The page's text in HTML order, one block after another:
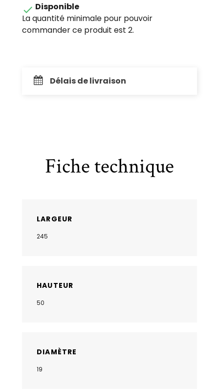
 Disponible
La quantité minimale pour pouvoir
commander ce produit est 2.
Délais de livraison
Fiche technique
LARGEUR
245
HAUTEUR
50
DIAMÈTRE
19